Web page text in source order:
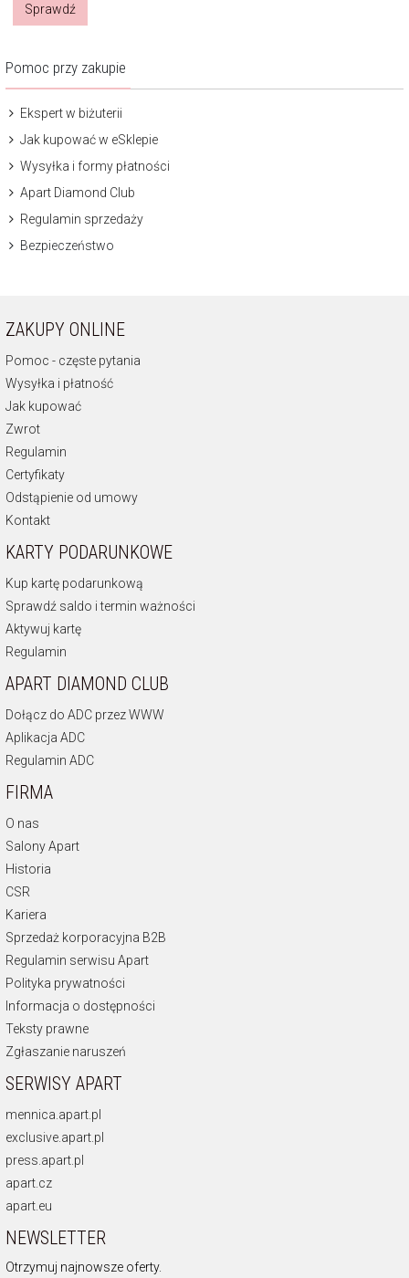
Sprawdź
Pomoc przy zakupie
Ekspert w biżuterii
Jak kupować w eSklepie
Wysyłka i formy płatności
Apart Diamond Club
Regulamin sprzedaży
Bezpieczeństwo
ZAKUPY ONLINE
Pomoc - częste pytania
Wysyłka i płatność
Jak kupować
Zwrot
Regulamin
Certyfikaty
Odstąpienie od umowy
Kontakt
KARTY PODARUNKOWE
Kup kartę podarunkową
Sprawdź saldo i termin ważności
Aktywuj kartę
Regulamin
APART DIAMOND CLUB
Dołącz do ADC przez WWW
Aplikacja ADC
Regulamin ADC
FIRMA
O nas
Salony Apart
Historia
CSR
Kariera
Sprzedaż korporacyjna B2B
Regulamin serwisu Apart
Polityka prywatności
Informacja o dostępności
Teksty prawne
Zgłaszanie naruszeń
SERWISY APART
mennica.apart.pl
exclusive.apart.pl
press.apart.pl
apart.cz
apart.eu
NEWSLETTER
Otrzymuj najnowsze oferty.